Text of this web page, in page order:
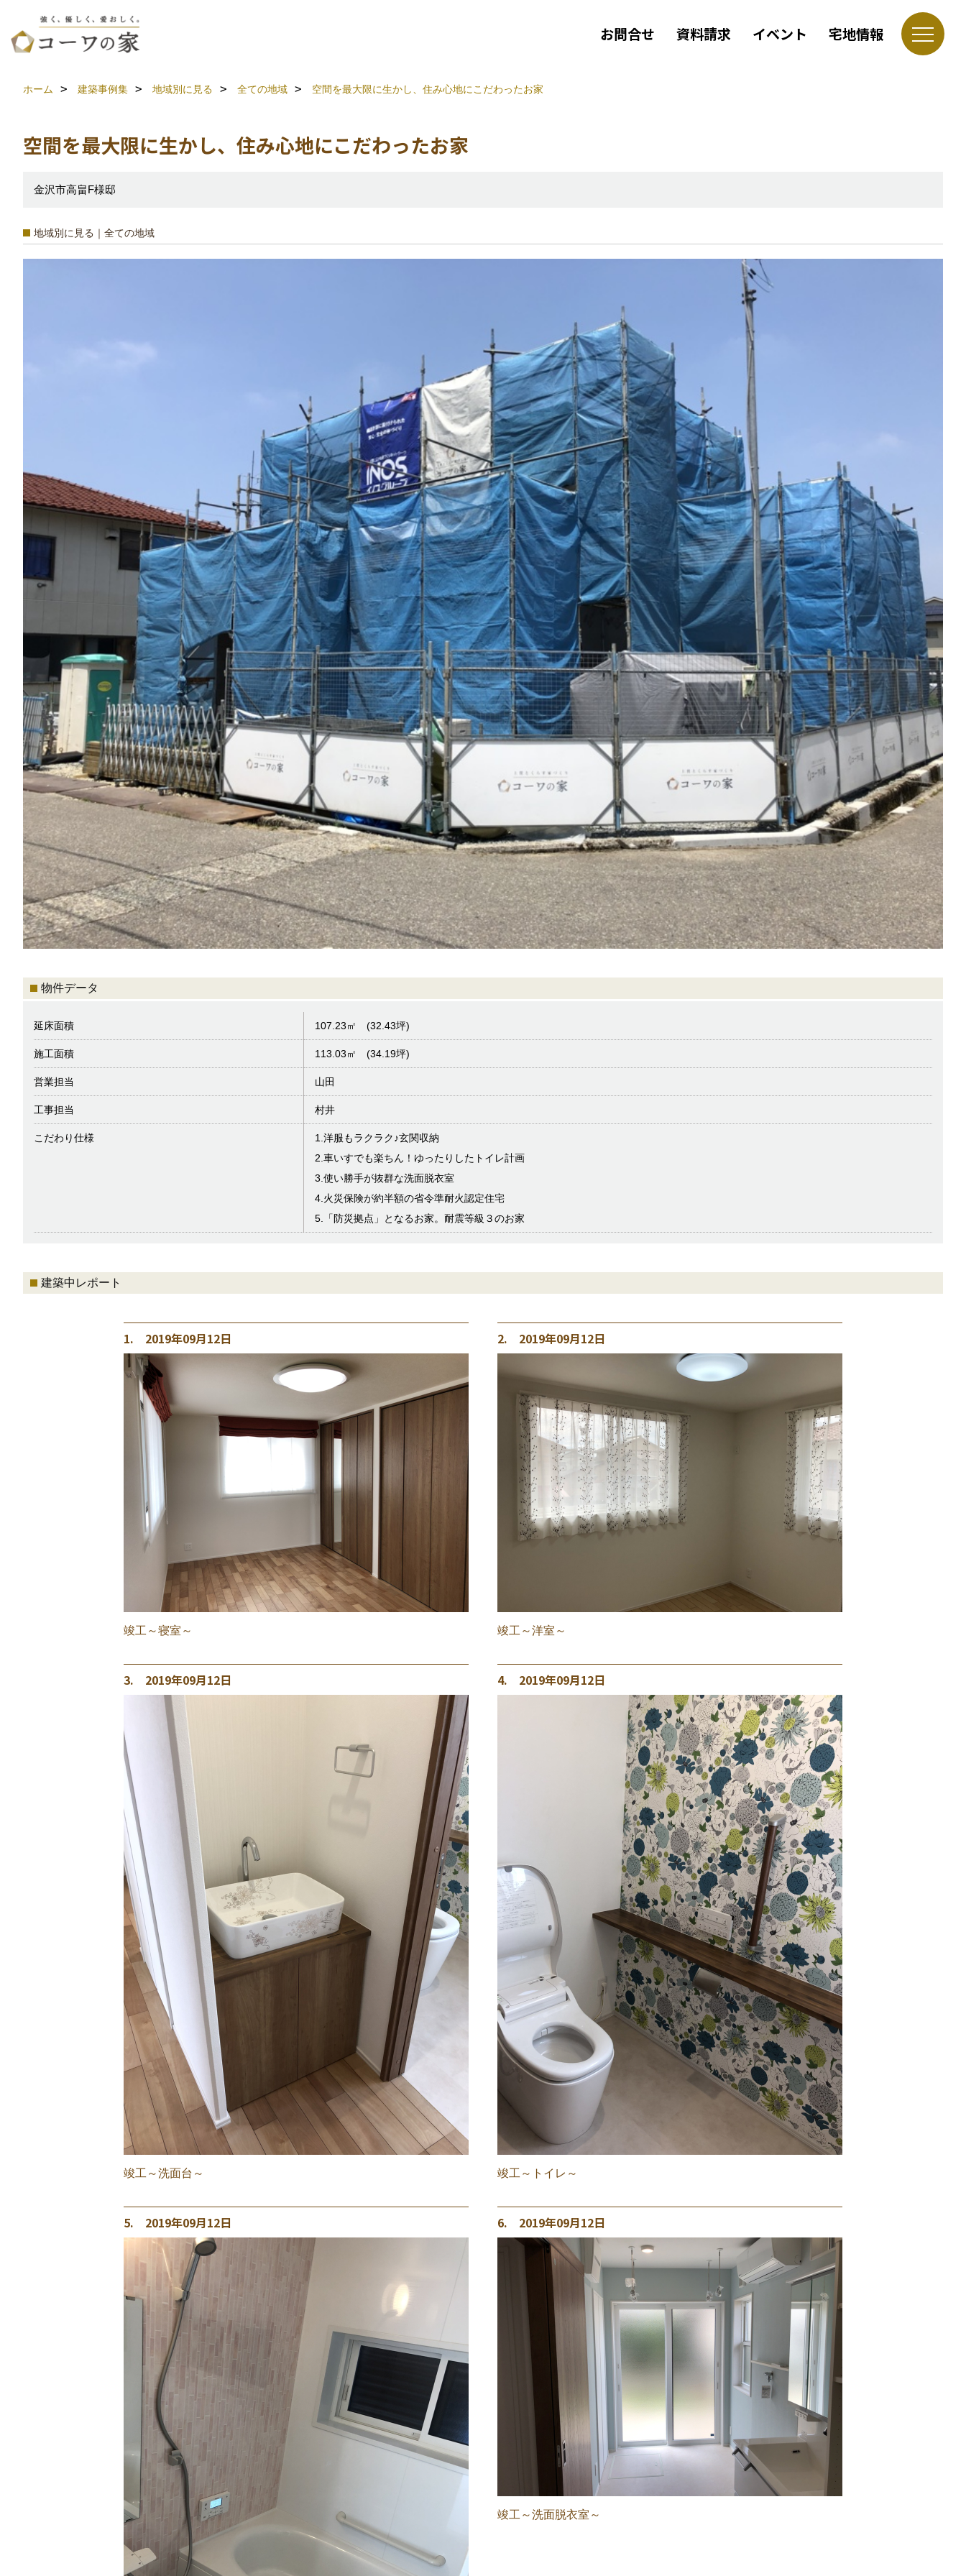
お問合せ 資料請求 イベント 宅地情報
ホーム 建築事例集 地域別に見る 全ての地域 空間を最大限に生かし、住み心地にこだわったお家
空間を最大限に生かし、住み心地にこだわったお家
金沢市高畠F様邸
地域別に見る｜全ての地域
物件データ
延床面積 107.23㎡ (32.43坪)
施工面積 113.03㎡ (34.19坪)
営業担当 山田
工事担当 村井
こだわり仕様
1.洋服もラクラク♪玄関収納
2.車いすでも楽ちん！ゆったりしたトイレ計画
3.使い勝手が抜群な洗面脱衣室
4.火災保険が約半額の省令準耐火認定住宅
5.「防災拠点」となるお家。耐震等級３のお家
建築中レポート
1. 2019年09月12日
竣工～寝室～
2. 2019年09月12日
竣工～洋室～
3. 2019年09月12日
竣工～洗面台～
4. 2019年09月12日
竣工～トイレ～
5. 2019年09月12日 6. 2019年09月12日
竣工～洗面脱衣室～